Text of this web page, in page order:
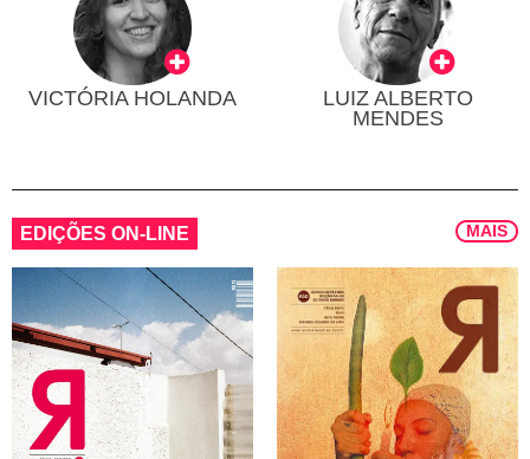
VICTÓRIA HOLANDA
LUIZ ALBERTO
MENDES
EDIÇÕES ON-LINE MAIS